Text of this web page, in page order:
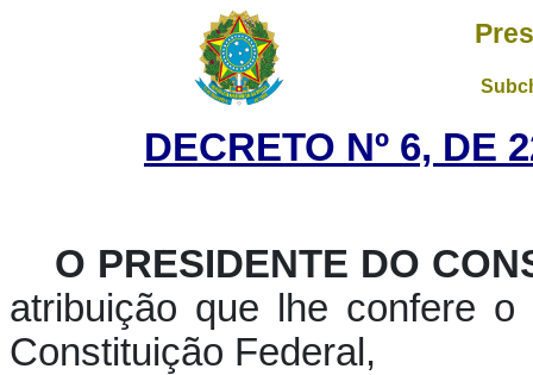
DECRETO Nº 6, DE
O PRESIDENTE DO
atribuição que lhe confere
Constituição Federal,